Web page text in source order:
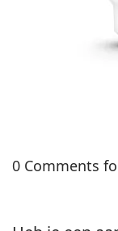
0 Comments